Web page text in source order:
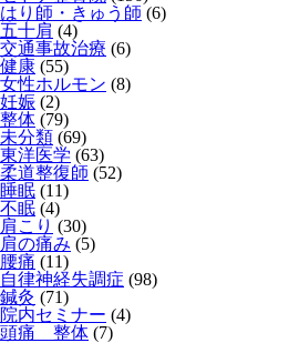
はり師・きゅう師 (6)
五十肩 (4)
交通事故治療 (6)
健康 (55)
女性ホルモン (8)
妊娠 (2)
整体 (79)
未分類 (69)
東洋医学 (63)
柔道整復師 (52)
睡眠 (11)
不眠 (4)
肩こり (30)
肩の痛み (5)
腰痛 (11)
自律神経失調症 (98)
鍼灸 (71)
院内セミナー (4)
頭痛 整体 (7)